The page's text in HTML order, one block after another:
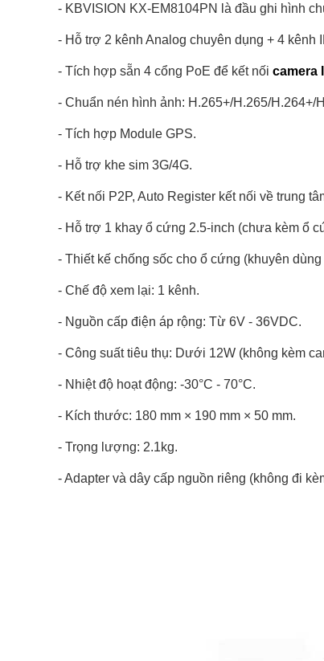
- KBVISION KX-EM8104PN là đầu ghi hình
- Hỗ trợ 2 kênh Analog chuyên dụng + 4 kênh
- Tích hợp sẵn 4 cổng PoE để kết nối camera
- Chuẩn nén hình ảnh: H.265+/H.265/H.264+/
- Tích hợp Module GPS.
- Hỗ trợ khe sim 3G/4G.
- Kết nối P2P, Auto Register kết nối về trung
- Hỗ trợ 1 khay ổ cứng 2.5-inch (chưa kèm ổ
- Thiết kế chống sốc cho ổ cứng (khuyên dùng
- Chế độ xem lại: 1 kênh.
- Nguồn cấp điện áp rộng: Từ 6V - 36VDC.
- Công suất tiêu thụ: Dưới 12W (không kèm
- Nhiệt độ hoạt động: -30°C - 70°C.
- Kích thước: 180 mm × 190 mm × 50 mm.
- Trọng lượng: 2.1kg.
- Adapter và dây cấp nguồn riêng (không đi